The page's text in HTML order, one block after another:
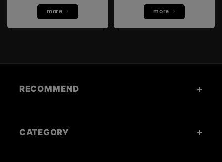
more more
RECOMMEND
CATEGORY